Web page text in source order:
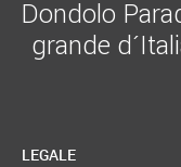
Dondolo
grande
LEGALE